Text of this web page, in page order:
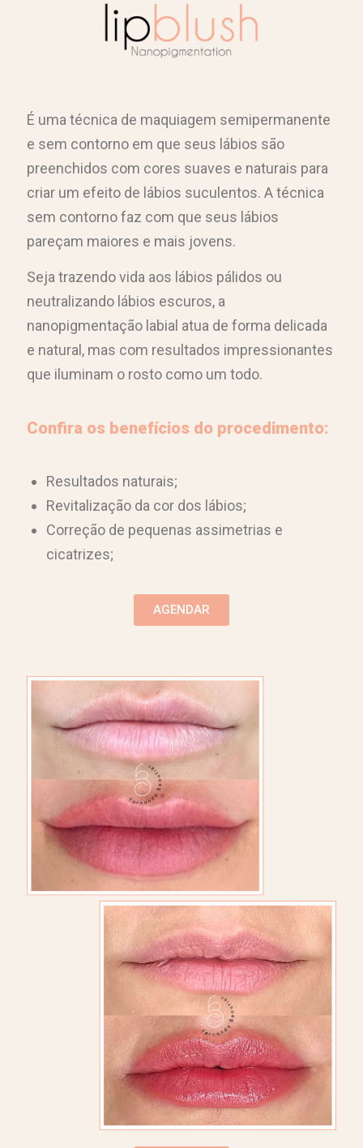
É uma técnica de maquiagem semipermanente
e sem contorno em que seus lábios são
preenchidos com cores suaves e naturais para
criar um efeito de lábios suculentos. A técnica
sem contorno faz com que seus lábios
pareçam maiores e mais jovens.
Seja trazendo vida aos lábios pálidos ou
neutralizando lábios escuros, a
nanopigmentação labial atua de forma delicada
e natural, mas com resultados impressionantes
que iluminam o rosto como um todo.
Confira os benefícios do procedimento:
Resultados naturais;
Revitalização da cor dos lábios;
Correção de pequenas assimetrias e
cicatrizes;
AGENDAR